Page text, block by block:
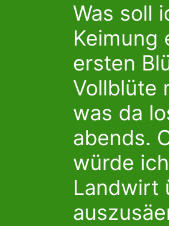
Was soll
Keimung
ersten
Vollblüte
was da
abends.
würde
Landwirt